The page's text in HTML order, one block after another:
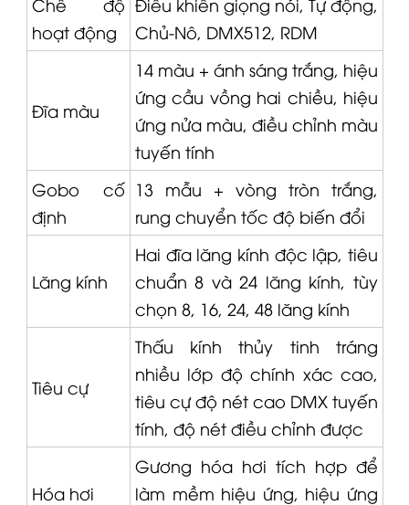
hoạt động
Chủ-Nô, DMX512, RDM
Đĩa màu
14 màu + ánh sáng trắng, hiệu
ứng cầu vồng hai chiều, hiệu
ứng nửa màu, điều chỉnh màu
tuyến tính
Gobo cố
định
13 mẫu + vòng tròn trắng,
rung chuyển tốc độ biến đổi
Lăng kính
Hai đĩa lăng kính độc lập, tiêu
chuẩn 8 và 24 lăng kính, tùy
chọn 8, 16, 24, 48 lăng kính
Tiêu cự
Thấu kính thủy tinh tráng
nhiều lớp độ chính xác cao,
tiêu cự độ nét cao DMX tuyến
tính, độ nét điều chỉnh được
Hóa hơi
Gương hóa hơi tích hợp để
làm mềm hiệu ứng, hiệu ứng